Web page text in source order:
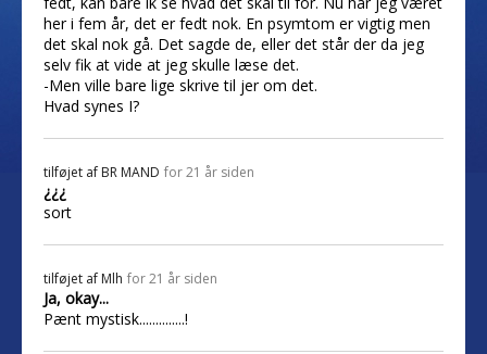
her i fem år, det er fedt nok. En psymtom er vigtig men
det skal nok gå. Det sagde de, eller det står der da jeg
selv fik at vide at jeg skulle læse det.
-Men ville bare lige skrive til jer om det.
Hvad synes I?
tilføjet af BR MAND for 21 år siden
¿¿¿
sort
tilføjet af Mlh for 21 år siden
Ja, okay...
Pænt mystisk..............!